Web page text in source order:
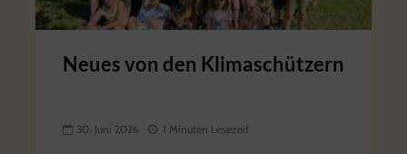
Neues von den Klimaschützern
30. Juni 2026 1 Minuten Lesezeit